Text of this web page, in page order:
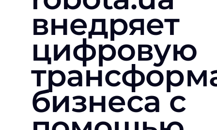
внедряет
цифровую
бизнеса с